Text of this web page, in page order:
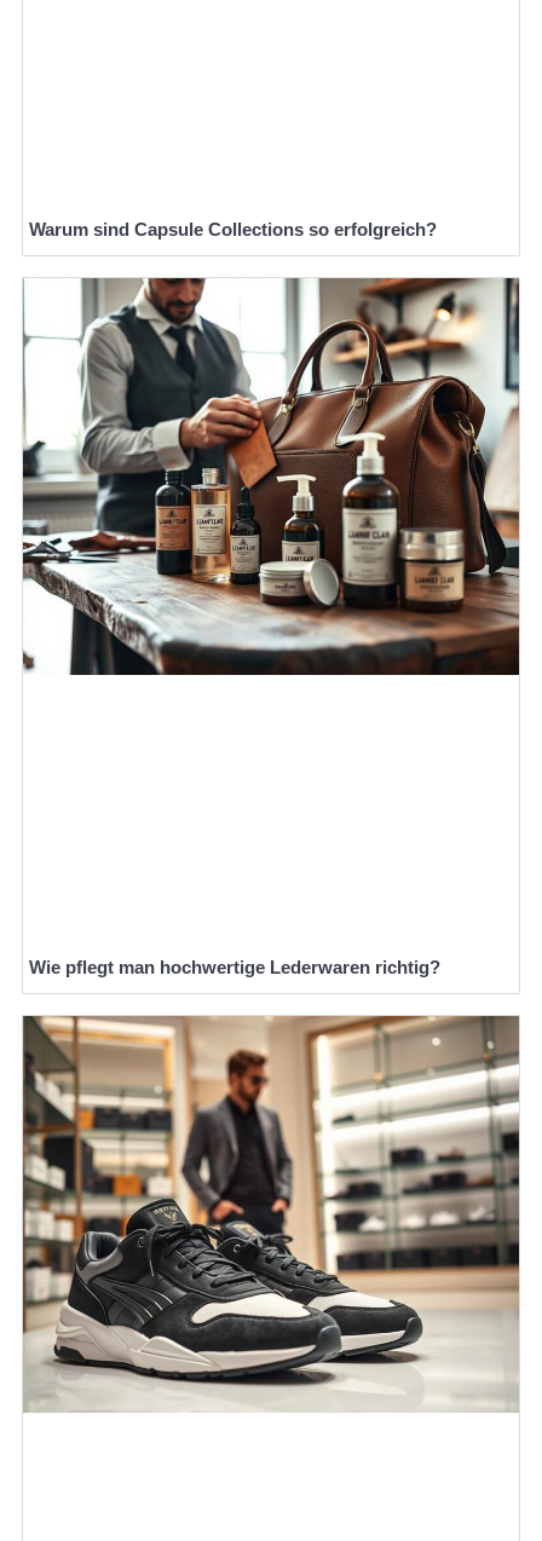
Warum sind Capsule Collections so erfolgreich?
Wie pflegt man hochwertige Lederwaren richtig?